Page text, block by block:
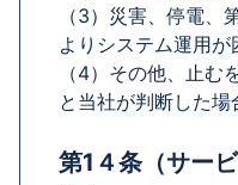
（3）災害、停電、
よりシステム運用
（4）その他、止む
と当社が判断した場
第1４条（サー